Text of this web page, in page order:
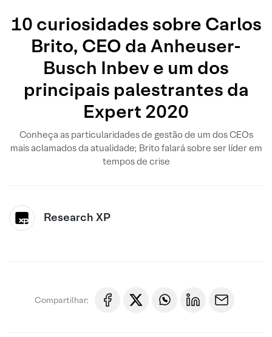
10 curiosidades sobre Carlos
Brito, CEO da Anheuser-
Busch Inbev e um dos
principais palestrantes da
Expert 2020
Conheça as particularidades de gestão de um dos CEOs
mais aclamados da atualidade; Brito falará sobre ser líder em
tempos de crise
Research XP
Compartilhar: